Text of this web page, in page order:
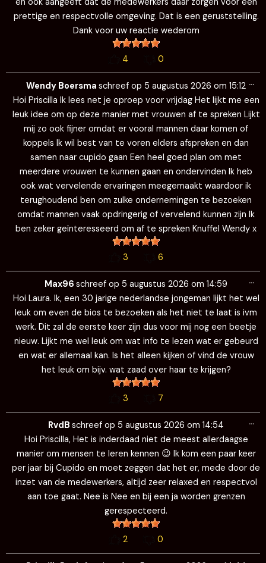
prettige en respectvolle omgeving. Dat is een geruststelling.
Dank voor uw reactie wederom
4 0
Wendy Boersma schreef op 5 augustus 2026 om 15:12
Hoi Priscilla Ik lees net je oproep voor vrijdag Het lijkt me een
leuk idee om op deze manier met vrouwen af te spreken Lijkt
mij zo ook fijner omdat er vooral mannen daar komen of
koppels Ik wil best van te voren elders afspreken en dan
samen naar cupido gaan Een heel goed plan om met
meerdere vrouwen te kunnen gaan en ondervinden Ik heb
ook wat vervelende ervaringen meegemaakt waardoor ik
terughoudend ben om zulke ondernemingen te bezoeken
omdat mannen vaak opdringerig of vervelend kunnen zijn Ik
ben zeker geïnteresseerd om af te spreken Knuffel Wendy x
3 6
…
Max96 schreef op 5 augustus 2026 om 14:59
Hoi Laura. Ik, een 30 jarige nederlandse jongeman lijkt het wel
leuk om even de bios te bezoeken als het niet te laat is ivm
werk. Dit zal de eerste keer zijn dus voor mij nog een beetje
nieuw. Lijkt me wel leuk om wat info te lezen wat er gebeurd
en wat er allemaal kan. Is het alleen kijken of vind de vrouw
het leuk om bijv. wat zaad over haar te krijgen?
3 7
…
RvdB schreef op 5 augustus 2026 om 14:54
Hoi Priscilla, Het is inderdaad niet de meest allerdaagse
manier om mensen te leren kennen 😉 Ik kom een paar keer
per jaar bij Cupido en moet zeggen dat het er, mede door de
inzet van de medewerkers, altijd zeer relaxed en respectvol
aan toe gaat. Nee is Nee en bij een ja worden grenzen
gerespecteerd.
2 0
…